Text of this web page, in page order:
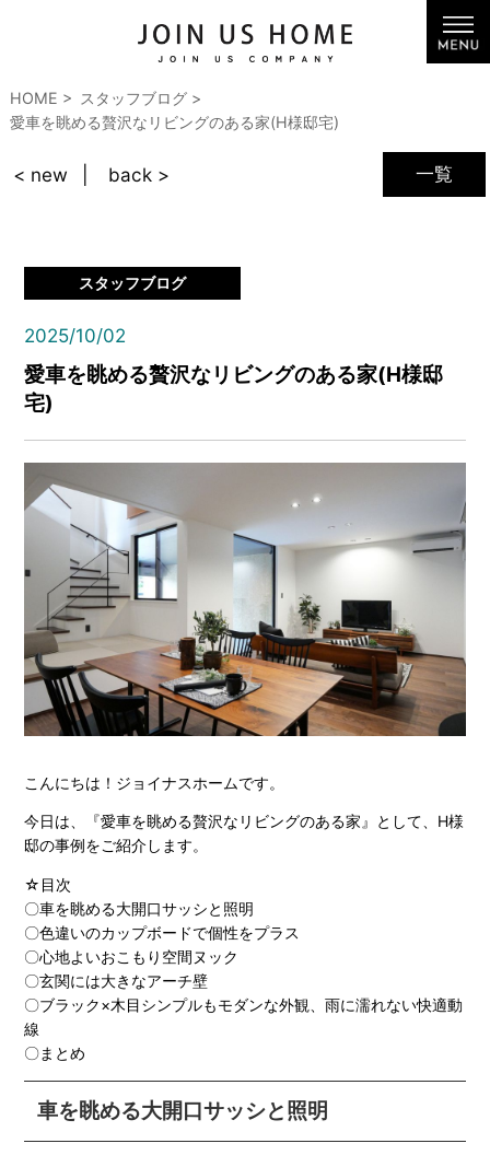
HOME
スタッフブログ
愛車を眺める贅沢なリビングのある家(H様邸宅)
一覧
< new back >
スタッフブログ
2025/10/02
愛車を眺める贅沢なリビングのある家(H様邸
宅)
こんにちは！ジョイナスホームです。
今日は、『愛車を眺める贅沢なリビングのある家』として、H様
邸の事例をご紹介します。
☆目次
〇車を眺める大開口サッシと照明
〇色違いのカップボードで個性をプラス
〇心地よいおこもり空間ヌック
〇玄関には大きなアーチ壁
〇ブラック×木目シンプルもモダンな外観、雨に濡れない快適動
線
〇まとめ
車を眺める大開口サッシと照明